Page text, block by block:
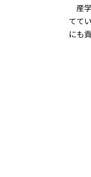
産
てて
にも